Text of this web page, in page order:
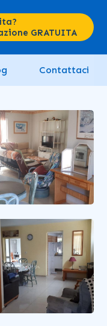
GRATUITA
Contattaci